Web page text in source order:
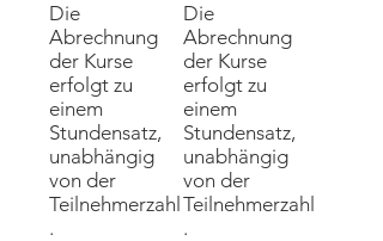
Die
Abrechnung
der Kurse
erfolgt zu
einem
Stundensatz,
unabhängig
von der
Teilnehmerzahl
.
Die
Abrechnung
der Kurse
erfolgt zu
einem
Stundensatz,
unabhängig
von der
Teilnehmerzahl
.